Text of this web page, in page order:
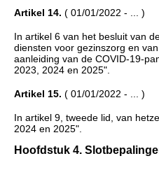
Artikel 14. ( 01/01/2022 - ... )
In artikel 6 van het besluit van
diensten voor gezinszorg en
aanleiding van de COVID-19-
2023, 2024 en 2025".
Artikel 15. ( 01/01/2022 - ... )
In artikel 9, tweede lid, van
2024 en 2025".
Hoofdstuk 4.